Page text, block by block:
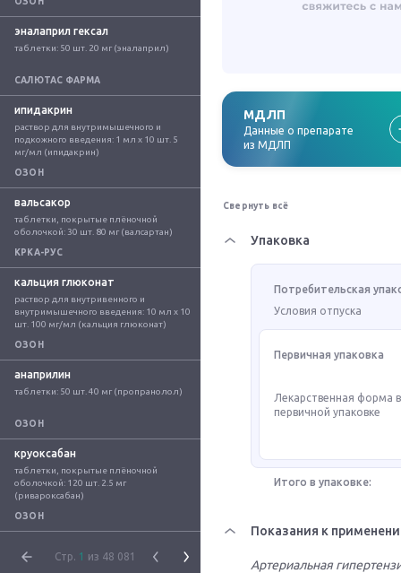
эналаприл гексал
таблетки: 50 шт. 20 мг (эналаприл)
САЛЮТАС ФАРМА
ипидакрин
раствор для внутримышечного и
подкожного введения: 1 мл x 10 шт. 5
мг/мл (ипидакрин)
ОЗОН
вальсакор
таблетки, покрытые плёночной
оболочкой: 30 шт. 80 мг (валсартан)
КРКА-РУС
кальция глюконат
раствор для внутривенного и
внутримышечного введения: 10 мл x 10
шт. 100 мг/мл (кальция глюконат)
ОЗОН
анаприлин
таблетки: 50 шт. 40 мг (пропранолол)
ОЗОН
круоксабан
таблетки, покрытые плёночной
оболочкой: 120 шт. 2.5 мг
(ривароксабан)
ОЗОН
Стр. 1 из 48 081
МДЛП
Данные о препарате
из МДЛП
Свернуть всё
Упаковка
Потребительская
Условия отпуска
Первичная упаковка
Лекарственная форма
первичной упаковке
Итого в упаковке:
Показания к
Артериальная